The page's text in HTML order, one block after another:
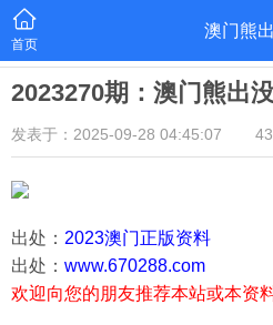
首页
澳门熊
2023270期：澳门熊出
发表于：2025-09-28 04:45:07
出处： 2023澳门正版资料
出处： www.670288.com
欢迎向您的朋友推荐本站或本资